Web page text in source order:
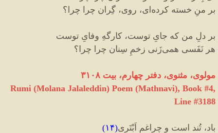
بر منِ خسته کرده‌ای، روی، گِران چرا چرا؟
بر دلِ من که جایِ توست، کارگهِ وفایِ توست
هر نَفَسی همی‌زَنی زخمِ سِنان چرا چرا؟
مولوی، مثنوی، دفتر چهارم، بیت ۳۱۰۸
Rumi (Molana Jalaleddin) Poem (Mathnavi), Book #4,
Line #3188
باد، تُند است و چراغم اَبْتَری(۱۴)